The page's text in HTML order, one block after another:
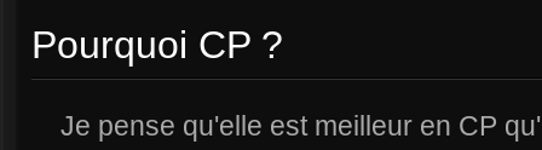
Pourquoi CP ?
Je pense qu'elle est meilleur en CP